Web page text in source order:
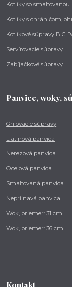
Kotlíky so smaltovanou
Kotlíky s chráničom,
Kotlíkové súpravy BIG
Servírovacie súpravy
Zabíjačkové súpravy
Panvice, woky,
Grilovacie súpravy
Liatinová panvica
Nerezová panvica
Oceľová panvica
Smaltovaná panvica
Nepriľnavá panvica
Wok, priemer: 31 cm
Wok, priemer: 36 cm
Kontakt